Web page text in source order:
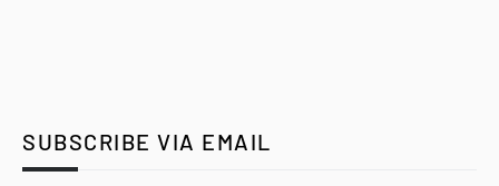
SUBSCRIBE VIA EMAIL